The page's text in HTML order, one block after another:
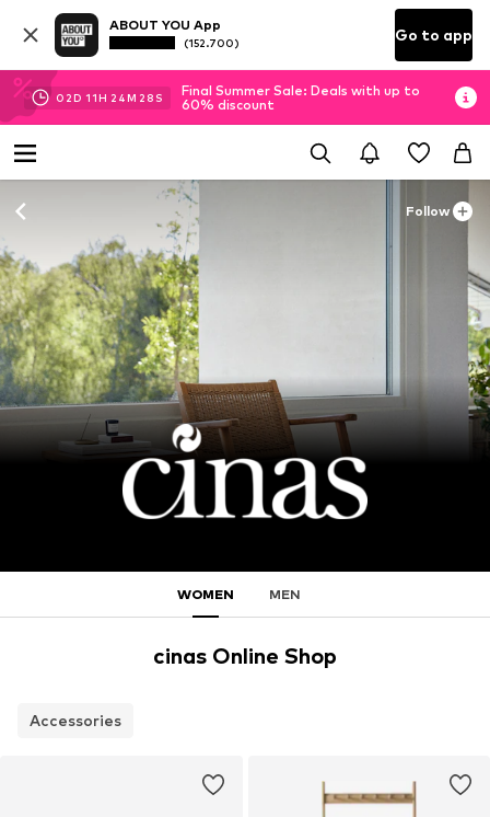
ABOUT YOU App
(152.700) Go to app
02D 11H 24M 27 S
Final Summer Sale: Deals with up to
60% discount
Follow
WOMEN MEN
cinas Online Shop
Accessories